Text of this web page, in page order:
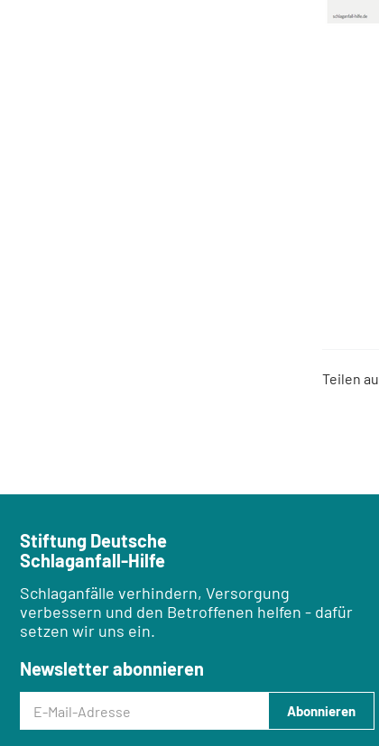
Teilen
Stiftung Deutsche
Schlaganfall-Hilfe
Schlaganfälle verhindern, Versorgung
verbessern und den Betroffenen helfen - dafür
setzen wir uns ein.
Newsletter abonnieren
E-Mail-Adresse
Abonnieren